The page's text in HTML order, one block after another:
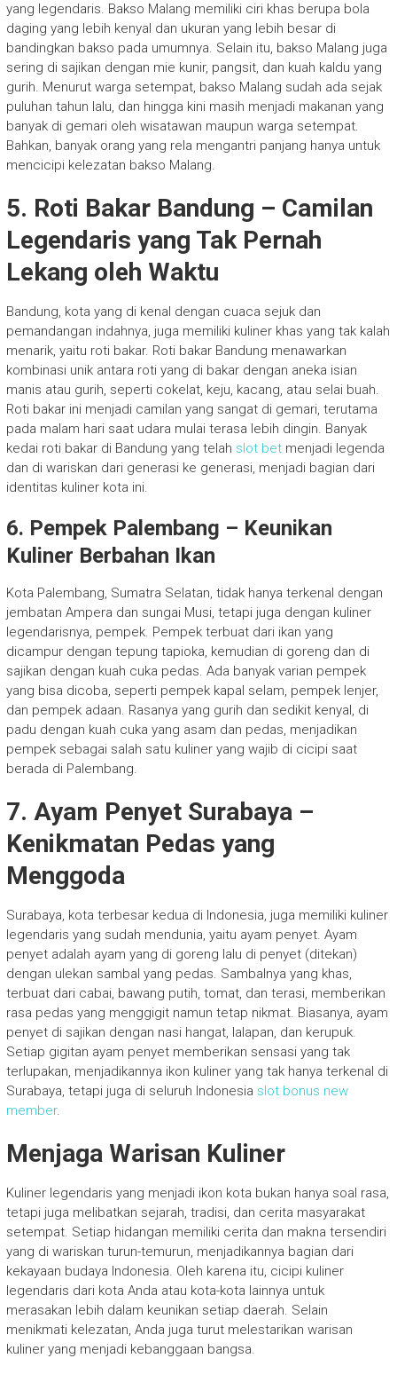
yang legendaris. Bakso Malang memiliki ciri khas berupa bola
daging yang lebih kenyal dan ukuran yang lebih besar di
bandingkan bakso pada umumnya. Selain itu, bakso Malang juga
sering di sajikan dengan mie kunir, pangsit, dan kuah kaldu yang
gurih. Menurut warga setempat, bakso Malang sudah ada sejak
puluhan tahun lalu, dan hingga kini masih menjadi makanan yang
banyak di gemari oleh wisatawan maupun warga setempat.
Bahkan, banyak orang yang rela mengantri panjang hanya untuk
mencicipi kelezatan bakso Malang.
5. Roti Bakar Bandung – Camilan
Legendaris yang Tak Pernah
Lekang oleh Waktu
Bandung, kota yang di kenal dengan cuaca sejuk dan
pemandangan indahnya, juga memiliki kuliner khas yang tak kalah
menarik, yaitu roti bakar. Roti bakar Bandung menawarkan
kombinasi unik antara roti yang di bakar dengan aneka isian
manis atau gurih, seperti cokelat, keju, kacang, atau selai buah.
Roti bakar ini menjadi camilan yang sangat di gemari, terutama
pada malam hari saat udara mulai terasa lebih dingin. Banyak
kedai roti bakar di Bandung yang telah slot betmenjadi legenda
dan di wariskan dari generasi ke generasi, menjadi bagian dari
identitas kuliner kota ini.
6. Pempek Palembang – Keunikan
Kuliner Berbahan Ikan
Kota Palembang, Sumatra Selatan, tidak hanya terkenal dengan
jembatan Ampera dan sungai Musi, tetapi juga dengan kuliner
legendarisnya, pempek. Pempek terbuat dari ikan yang
dicampur dengan tepung tapioka, kemudian di goreng dan di
sajikan dengan kuah cuka pedas. Ada banyak varian pempek
yang bisa dicoba, seperti pempek kapal selam, pempek lenjer,
dan pempek adaan. Rasanya yang gurih dan sedikit kenyal, di
padu dengan kuah cuka yang asam dan pedas, menjadikan
pempek sebagai salah satu kuliner yang wajib di cicipi saat
berada di Palembang.
7. Ayam Penyet Surabaya –
Kenikmatan Pedas yang
Menggoda
Surabaya, kota terbesar kedua di Indonesia, juga memiliki kuliner
legendaris yang sudah mendunia, yaitu ayam penyet. Ayam
penyet adalah ayam yang di goreng lalu di penyet (ditekan)
dengan ulekan sambal yang pedas. Sambalnya yang khas,
terbuat dari cabai, bawang putih, tomat, dan terasi, memberikan
rasa pedas yang menggigit namun tetap nikmat. Biasanya, ayam
penyet di sajikan dengan nasi hangat, lalapan, dan kerupuk.
Setiap gigitan ayam penyet memberikan sensasi yang tak
terlupakan, menjadikannya ikon kuliner yang tak hanya terkenal di
Surabaya, tetapi juga di seluruh Indonesia slot bonus new
member.
Menjaga Warisan Kuliner
Kuliner legendaris yang menjadi ikon kota bukan hanya soal rasa,
tetapi juga melibatkan sejarah, tradisi, dan cerita masyarakat
setempat. Setiap hidangan memiliki cerita dan makna tersendiri
yang di wariskan turun-temurun, menjadikannya bagian dari
kekayaan budaya Indonesia. Oleh karena itu, cicipi kuliner
legendaris dari kota Anda atau kota-kota lainnya untuk
merasakan lebih dalam keunikan setiap daerah. Selain
menikmati kelezatan, Anda juga turut melestarikan warisan
kuliner yang menjadi kebanggaan bangsa.